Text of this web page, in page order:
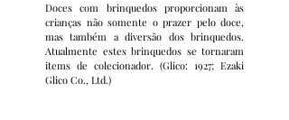
Doces com brinquedos proporcionam às
crianças não somente o prazer pelo doce,
mas também a diversão dos brinquedos.
Atualmente estes brinquedos se tornaram
items de colecionador. (Glico: 1927; Ezaki
Glico Co., Ltd.)